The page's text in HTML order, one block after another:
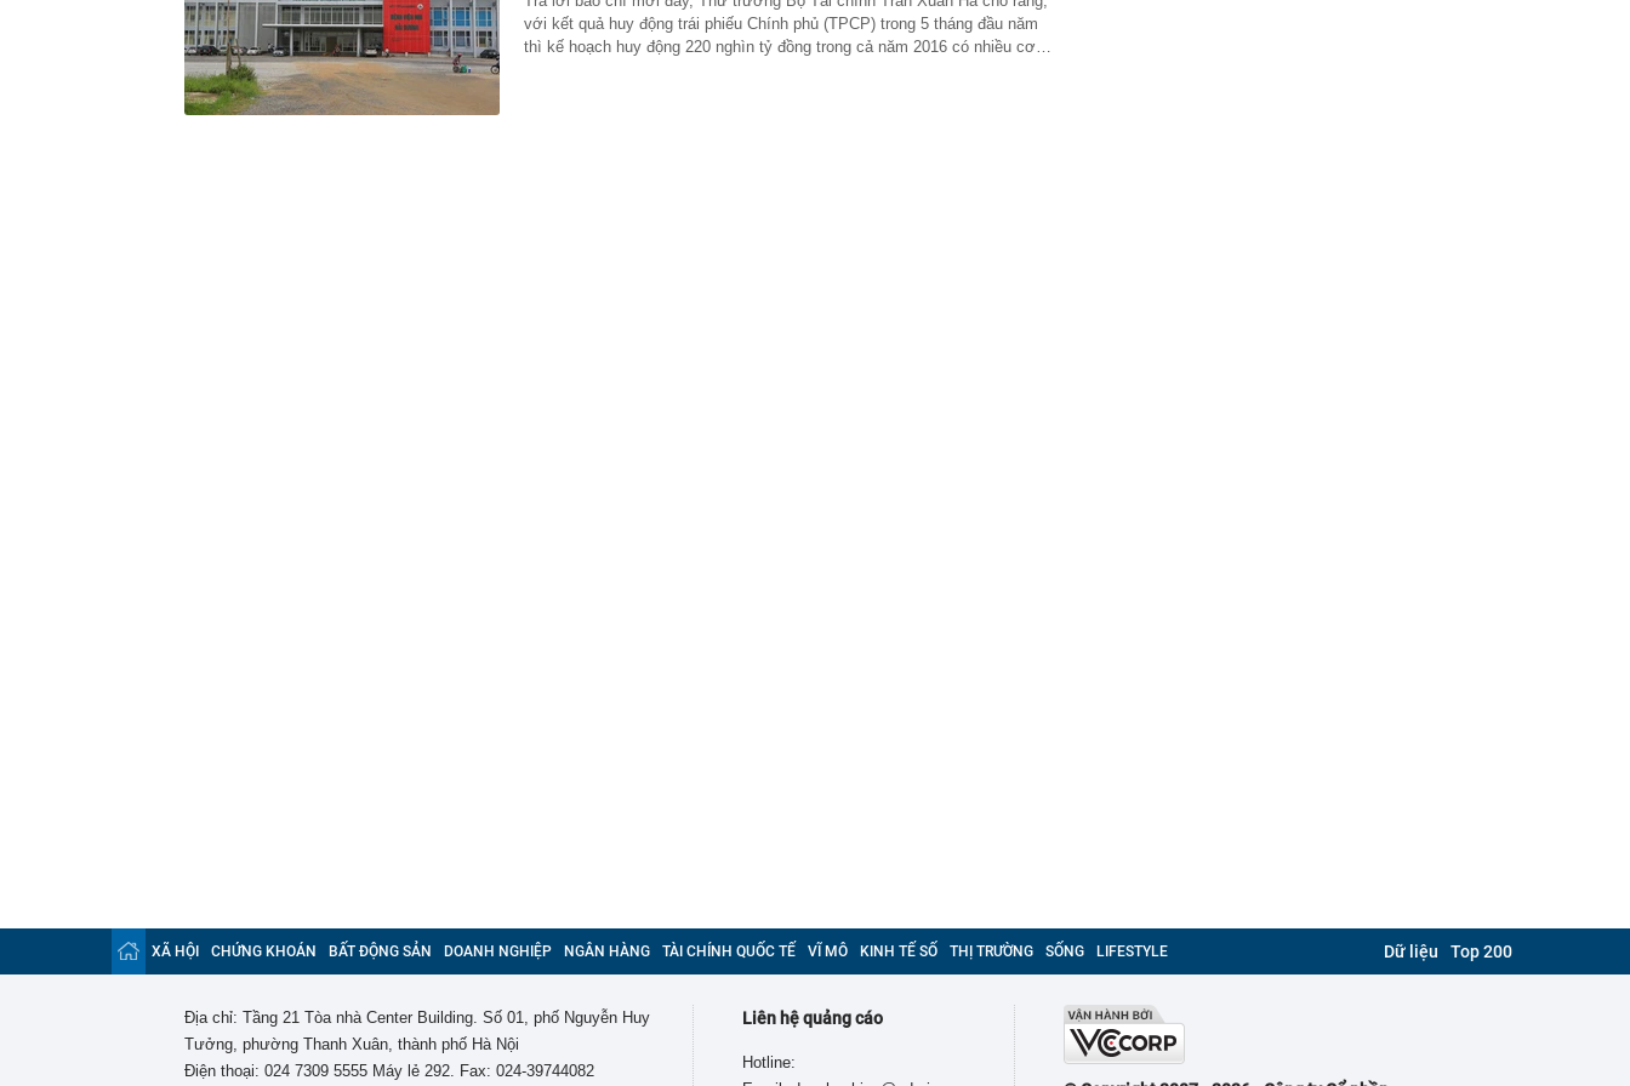
00:01
VNPT nắm giữ lượng tiền hơn 62.000 tỷ đồng, lớn hơn cả Vinhomes,
Viettel Global
00:01
Nắm trong tay Điện Máy Xanh, Bách Hóa Xanh, An Khang, vốn hóa
MWG chỉ ngang DMX
với kết quả huy động trái phiếu Chính phủ (TPCP) trong 5 tháng đầu năm
thì kế hoạch huy động 220 nghìn tỷ đồng trong cả năm 2016 có nhiều cơ…
XÃ HỘI CHỨNG KHOÁN BẤT ĐỘNG SẢN DOANH NGHIỆP NGÂN HÀNG TÀI CHÍNH QUỐC TẾ VĨ MÔ KINH TẾ SỐ THỊ TRƯỜNG SỐNG LIFESTYLE Dữ liệu Top 200
Địa chỉ: Tầng 21 Tòa nhà Center Building. Số 01, phố Nguyễn Huy
Tưởng, phường Thanh Xuân, thành phố Hà Nội
Điện thoại: 024 7309 5555 Máy lẻ 292. Fax: 024-39744082
Liên hệ quảng cáo
Hotline: